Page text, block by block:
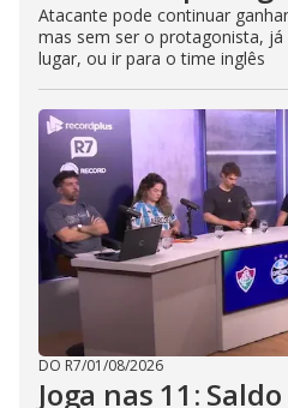
Atacante pode continuar
mas sem ser o protagonista,
lugar, ou ir para o time inglês
DO R7/01/08/2026
Joga nas 11: